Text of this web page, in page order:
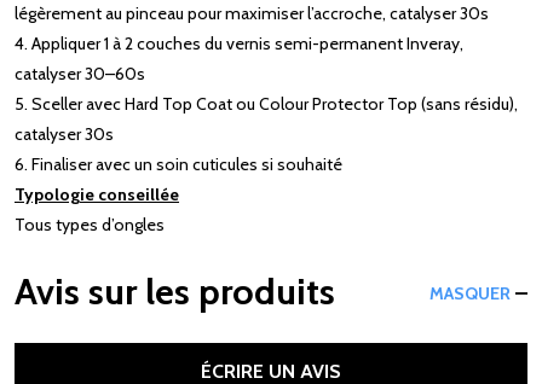
légèrement au pinceau pour maximiser l’accroche, catalyser 30s
4. Appliquer 1 à 2 couches du vernis semi-permanent Inveray,
catalyser 30–60s
5. Sceller avec Hard Top Coat ou Colour Protector Top (sans résidu),
catalyser 30s
6. Finaliser avec un soin cuticules si souhaité
Typologie conseillée
Tous types d’ongles
Avis sur les produits MASQUER
ÉCRIRE UN AVIS